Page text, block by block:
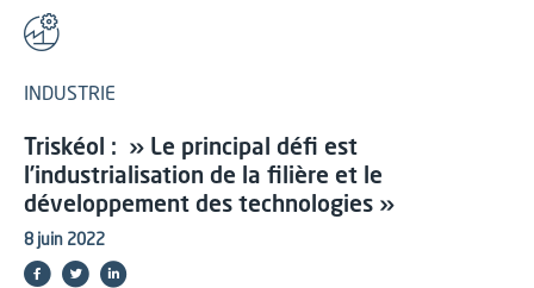
INDUSTRIE
Triskéol : » Le principal défi est
l’industrialisation de la filière et le
développement des technologies »
8 juin 2022